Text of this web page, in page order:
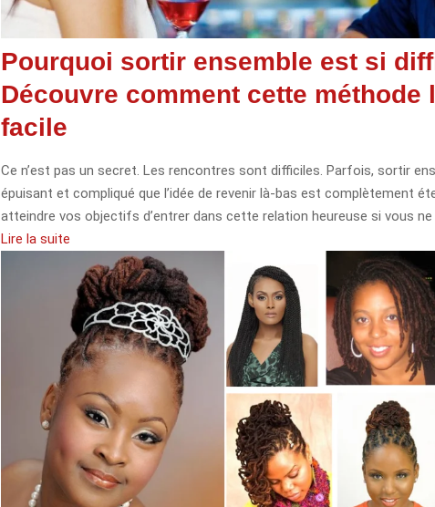
Pourquoi sortir ensemble est si
Découvre comment cette méthode
facile
Ce n’est pas un secret. Les rencontres sont difficiles. Parfois, sortir
épuisant et compliqué que l’idée de revenir là-bas est complètement
atteindre vos objectifs d’entrer dans cette relation heureuse si vous
Lire la suite